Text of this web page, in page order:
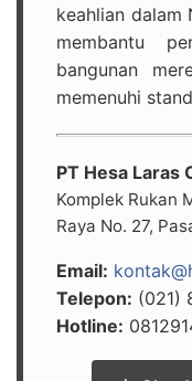
keahlian dalam
membantu
bangunan
memenuhi
PT Hesa Laras
Komplek Rukan
Raya No. 27,
Email:
Telepon: (021)
Hotline: